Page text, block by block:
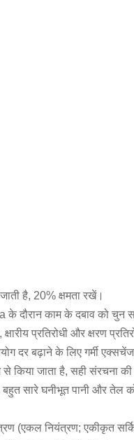
है, 20% क्षमता रखें।
के दौरान काम के दबाव को चुन
प्रतिरोधी और क्षरण
दर बढ़ाने के लिए गर्मी
जाता है, सही संरचना की
सारे घनीभूत पानी और
(एकल नियंत्रण; एकीकृत